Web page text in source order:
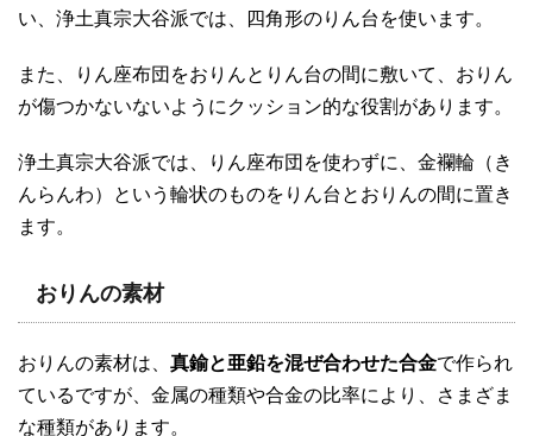
い、浄土真宗大谷派では、四角形のりん台を使います。
また、りん座布団をおりんとりん台の間に敷いて、おりん
が傷つかないないようにクッション的な役割があります。
浄土真宗大谷派では、りん座布団を使わずに、金襴輪（き
んらんわ）という輪状のものをりん台とおりんの間に置き
ます。
おりんの素材
おりんの素材は、 真鍮と亜鉛を混ぜ合わせた合金で作られ
ているですが、金属の種類や合金の比率により、さまざま
な種類があります。